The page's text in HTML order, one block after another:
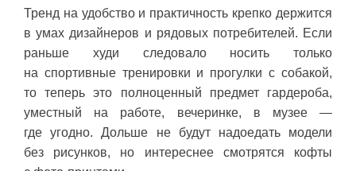
Тренд на удобство и практичность крепко держится
в умах дизайнеров и рядовых потребителей. Если
раньше худи следовало носить только
на спортивные тренировки и прогулки с собакой,
то теперь это полноценный предмет гардероба,
уместный на работе, вечеринке, в музее —
где угодно. Дольше не будут надоедать модели
без рисунков, но интереснее смотрятся кофты